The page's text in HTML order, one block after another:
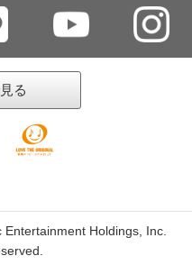
る
Holdings, Inc.